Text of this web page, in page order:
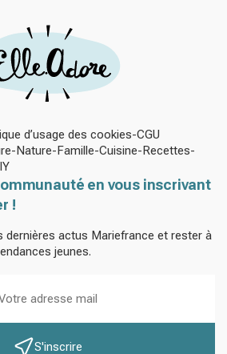
d’usage des cookies CGU
Nature Famille Cuisine Recettes
en vous inscrivant
!
dernières actus Mariefrance et rester à
jeunes.
S'inscrire